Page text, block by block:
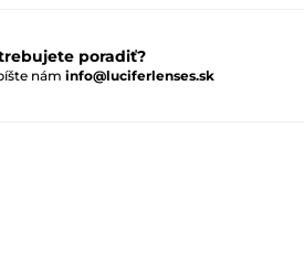
poradiť?
nám info@luciferlenses.sk